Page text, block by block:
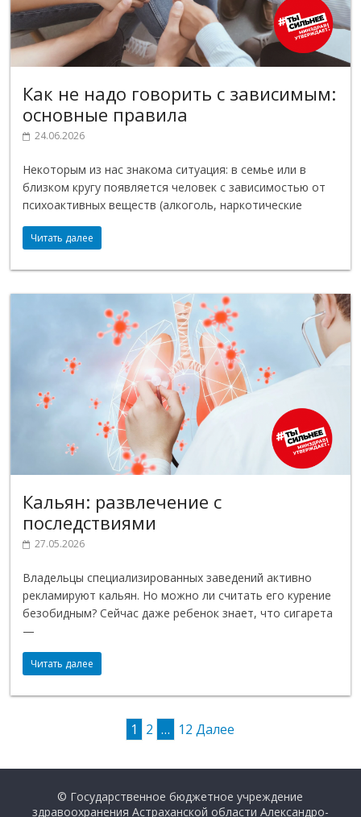
Как не надо говорить с зависимым:
основные правила
24.06.2026
Некоторым из нас знакома ситуация: в семье или в
близком кругу появляется человек с зависимостью от
психоактивных веществ (алкоголь, наркотические
Читать далее
Кальян: развлечение с
последствиями
27.05.2026
Владельцы специализированных заведений активно
рекламируют кальян. Но можно ли считать его курение
безобидным? Сейчас даже ребенок знает, что сигарета
—
Читать далее
1 2 … 12 Далее
© Государственное бюджетное учреждение
здравоохранения Астраханской области Александро-